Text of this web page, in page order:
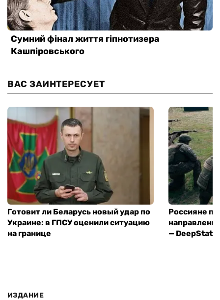
ВАС ЗАИНТЕРЕСУЕТ
Готовит ли Беларусь новый удар по
Украине: в ГПСУ оценили ситуацию
на границе
Россияне
— DeepState
ИЗДАНИЕ